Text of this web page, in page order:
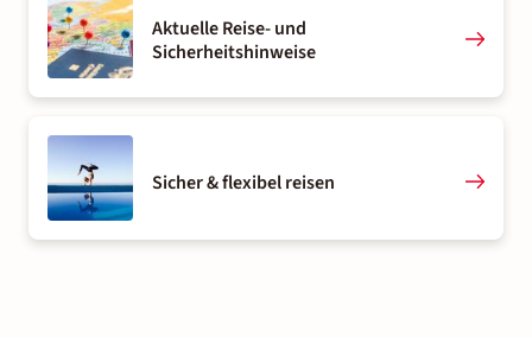
Aktuelle Reise- und
Sicherheitshinweise
Sicher & flexibel reisen